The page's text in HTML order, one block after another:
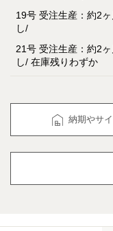
19号 受注生産：約2
し
21号 受注生産：約2
し
在庫残りわずか
納期やサ